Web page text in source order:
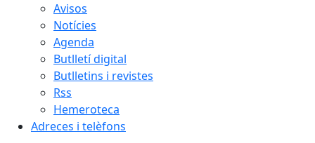
Avisos
Notícies
Agenda
Butlletí digital
Butlletins i revistes
Rss
Hemeroteca
Adreces i telèfons